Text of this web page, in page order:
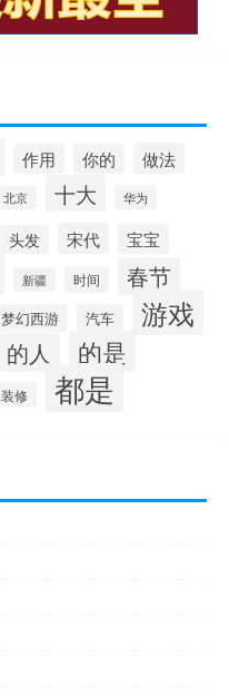
作用 你的 做法
北京 十大 华为
头发 宋代 宝宝
新疆 时间 春节
梦幻西游 汽车 游戏
的人 的是
装修 都是